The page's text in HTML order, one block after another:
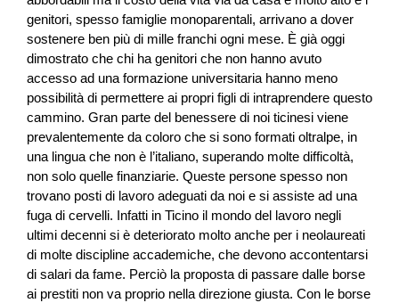
genitori, spesso famiglie monoparentali, arrivano a dover
sostenere ben più di mille franchi ogni mese. È già oggi
dimostrato che chi ha genitori che non hanno avuto
accesso ad una formazione universitaria hanno meno
possibilità di permettere ai propri figli di intraprendere questo
cammino. Gran parte del benessere di noi ticinesi viene
prevalentemente da coloro che si sono formati oltralpe, in
una lingua che non è l’italiano, superando molte difficoltà,
non solo quelle finanziarie. Queste persone spesso non
trovano posti di lavoro adeguati da noi e si assiste ad una
fuga di cervelli. Infatti in Ticino il mondo del lavoro negli
ultimi decenni si è deteriorato molto anche per i neolaureati
di molte discipline accademiche, che devono accontentarsi
di salari da fame. Perciò la proposta di passare dalle borse
ai prestiti non va proprio nella direzione giusta. Con le borse